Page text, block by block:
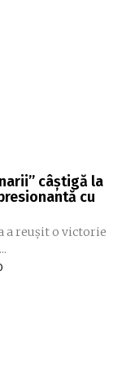
câștigă la
cu
a reușit o victorie